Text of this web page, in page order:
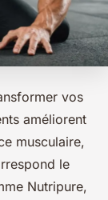
vos
améliorent
musculaire,
le
Nutripure,